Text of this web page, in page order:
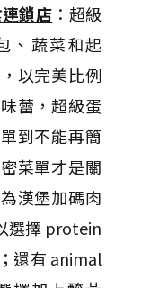
鎖店 ：超級
、蔬菜和起
以完美比例
蕾，超級蛋
到不能再簡
菜單才是關
漢堡加碼肉
選擇 protein
還有 animal